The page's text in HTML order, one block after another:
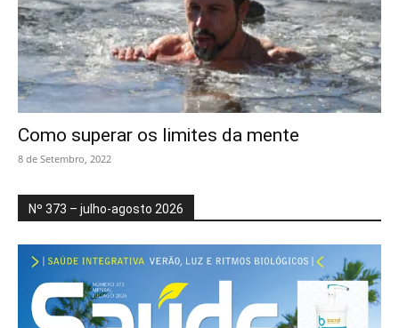
Como superar os limites da mente
8 de Setembro, 2022
Nº 373 – julho-agosto 2026